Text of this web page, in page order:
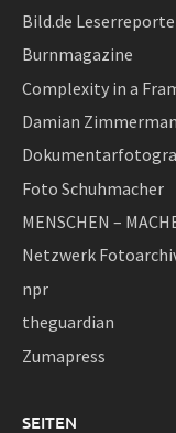
Bild.de
Burnmagazine
Complexity in a
Damian
Foto Schuhmacher
MENSCHEN –
Netzwerk
npr
theguardian
Zumapress
SEITEN